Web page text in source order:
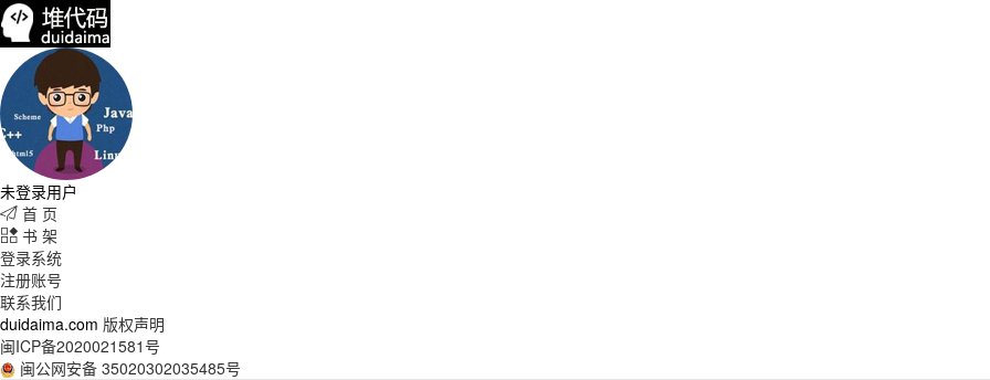
未登录用户
 首 页
 书 架
登录系统
注册账号
联系我们
duidaima.com 版权声明
闽ICP备2020021581号
闽公网安备 35020302035485号